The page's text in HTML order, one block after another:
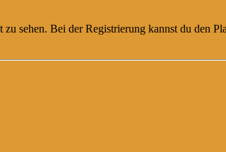
sehen. Bei der Registrierung kannst du den